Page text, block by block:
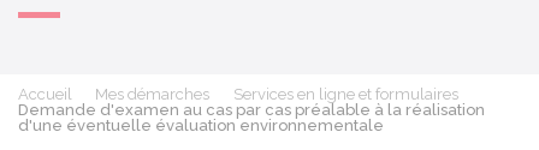
Accueil Mes démarches
Services en ligne et formulaires
Demande d'examen au cas par cas préalable à la réalisation
d'une éventuelle évaluation environnementale